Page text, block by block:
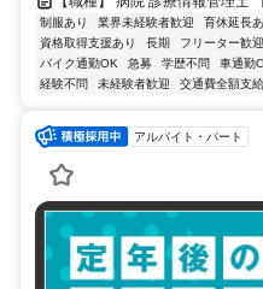
制服あり 業界未経験者歓迎 育休延長
資格取得支援あり
長期 フリーター歓迎
バイク通勤OK
急募 学歴不問 車通勤
経験不問
未経験者歓迎 交通費全額支給
アルバイト・パート